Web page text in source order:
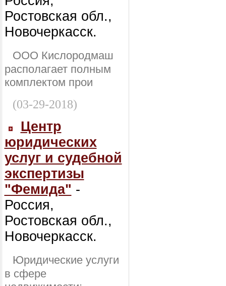
Ростовская обл.,
Новочеркасск.
ООО Кислородмаш
располагает полным
комплектом прои
(03-29-2018)
Центр
юридических
услуг и судебной
экспертизы
"Фемида" -
Россия,
Ростовская обл.,
Новочеркасск.
Юридические услуги
в сфере